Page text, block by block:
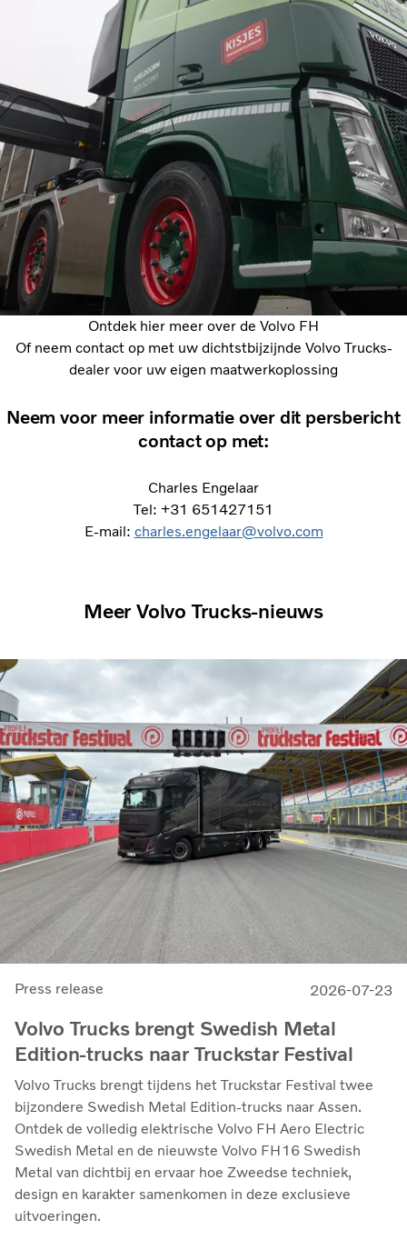
Ontdek hier meer over de Volvo FH
Of neem contact op met uw dichtstbijzijnde Volvo Trucks-
dealer voor uw eigen maatwerkoplossing
Neem voor meer informatie over dit persbericht
contact op met:
Charles Engelaar
Tel: +31 651427151
E-mail: charles.engelaar@volvo.com
Meer Volvo Trucks-nieuws
Press release 2026-07-23
Volvo Trucks brengt Swedish Metal
Edition-trucks naar Truckstar Festival
Volvo Trucks brengt tijdens het Truckstar Festival twee
bijzondere Swedish Metal Edition-trucks naar Assen.
Ontdek de volledig elektrische Volvo FH Aero Electric
Swedish Metal en de nieuwste Volvo FH16 Swedish
Metal van dichtbij en ervaar hoe Zweedse techniek,
design en karakter samenkomen in deze exclusieve
uitvoeringen.